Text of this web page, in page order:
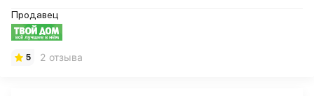
Продавец
5 2 отзыва